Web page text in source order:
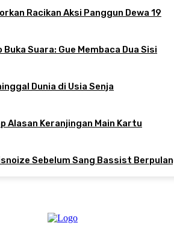
Racikan Aksi Panggun Dewa 19
Suara: Gue Membaca Dua Sisi
Dunia di Usia Senja
Alasan Keranjingan Main Kartu
Sebelum Sang Bassist